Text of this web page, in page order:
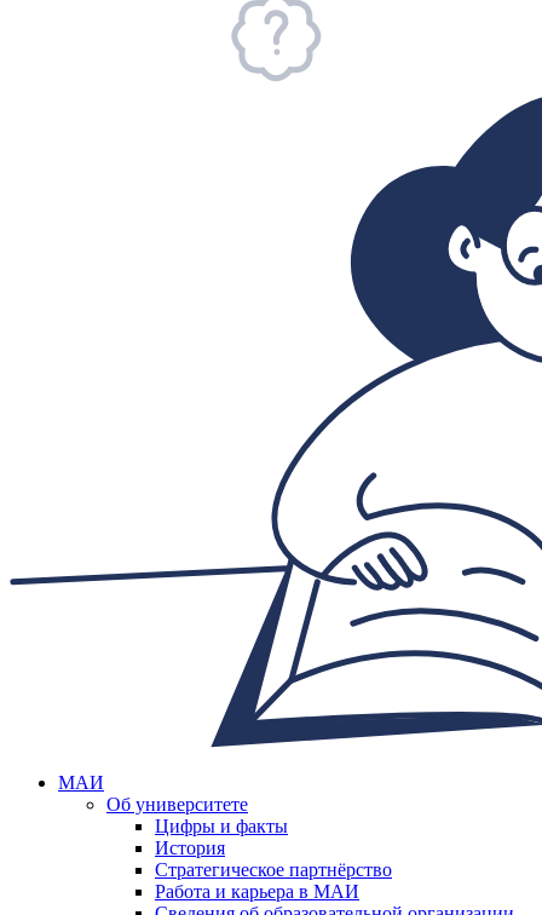
МАИ
Об университете
Цифры и факты
История
Стратегическое партнёрство
Работа и карьера в МАИ